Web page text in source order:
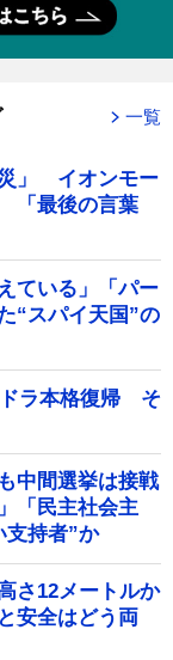
一覧
災」 イオンモー
「最後の言葉
ている」「パー
“スパイ天国”の
ドラ本格復帰 そ
中間選挙は接戦
「民主社会主
支持者”か
さ12メートルか
安全はどう両